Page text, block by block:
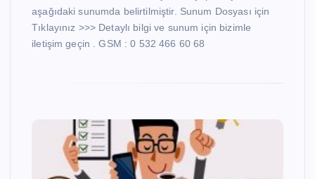
aşağıdaki sunumda belirtilmiştir. Sunum Dosyası için
Tıklayınız >>> Detaylı bilgi ve sunum için bizimle
iletişim geçin . GSM : 0 532 466 60 68